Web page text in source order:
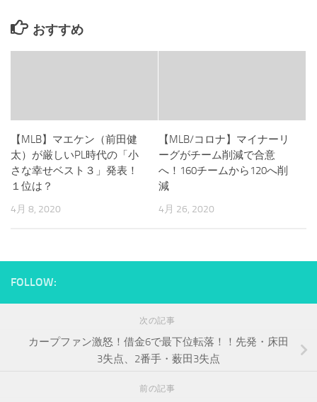
おすすめ
【MLB】マエケン（前田健
太）が厳しいPL時代の「小
さな幸せベスト３」発表！
１位は？
4月 8, 2020
【MLB/コロナ】マイナーリ
ーグがチーム削減で合意
へ！160チームから120へ削
減
4月 26, 2020
FOLLOW:
次の記事
カープファン激怒！借金6で最下位転落！！先発・床田
3失点、2番手・薮田3失点
前の記事